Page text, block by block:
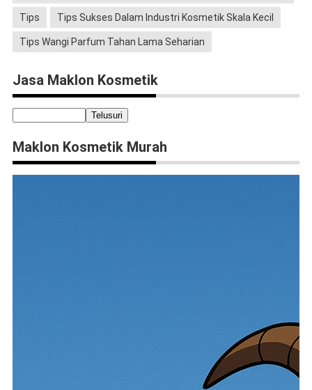
Tips Tips Sukses Dalam Industri Kosmetik Skala Kecil
Tips Wangi Parfum Tahan Lama Seharian
Jasa Maklon Kosmetik
Maklon Kosmetik Murah